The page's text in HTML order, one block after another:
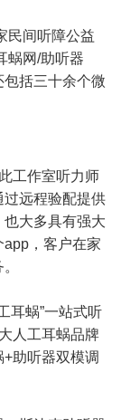
民间听障公益
蜗网/助听器
括三十余个微
工作室听力师
远程验配提供
大多具有强大
，客户在家
耳蜗”一站式听
人工耳蜗品牌
助听器双模调